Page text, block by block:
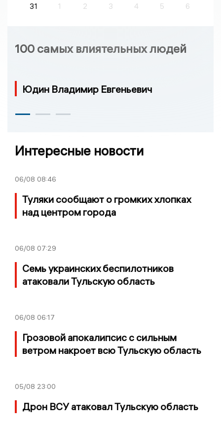
31
1 2 3 4 5 6
100 самых влиятельных людей
Юдин Владимир Евгеньевич
Интересные новости
06/08 08:46
Туляки сообщают о громких хлопках
над центром города
06/08 07:29
Семь украинских беспилотников
атаковали Тульскую область
06/08 06:17
Грозовой апокалипсис с сильным
ветром накроет всю Тульскую область
05/08 23:00
Дрон ВСУ атаковал Тульскую область